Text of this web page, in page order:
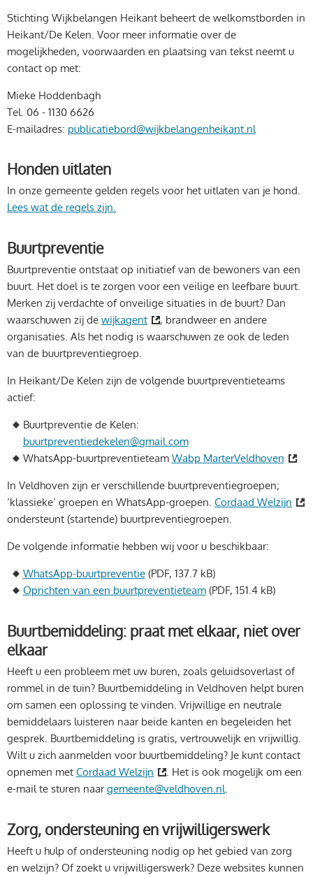
Stichting Wijkbelangen Heikant beheert de welkomstborden in
Heikant/De Kelen. Voor meer informatie over de
mogelijkheden, voorwaarden en plaatsing van tekst neemt u
contact op met:
Mieke Hoddenbagh
Tel. 06 - 1130 6626
E-mailadres: publicatiebord@wijkbelangenheikant.nl
Honden uitlaten
In onze gemeente gelden regels voor het uitlaten van je hond.
Lees wat de regels zijn.
Buurtpreventie
Buurtpreventie ontstaat op initiatief van de bewoners van een
buurt. Het doel is te zorgen voor een veilige en leefbare buurt.
Merken zij verdachte of onveilige situaties in de buurt? Dan
waarschuwen zij de wijkagent
, brandweer en andere
organisaties. Als het nodig is waarschuwen ze ook de leden
van de buurtpreventiegroep.
In Heikant/De Kelen zijn de volgende buurtpreventieteams
actief:
Buurtpreventie de Kelen:
buurtpreventiedekelen@gmail.com
WhatsApp-buurtpreventieteam Wabp MarterVeldhoven
In Veldhoven zijn er verschillende buurtpreventiegroepen;
‘klassieke’ groepen en WhatsApp-groepen. Cordaad Welzijn
ondersteunt (startende) buurtpreventiegroepen.
De volgende informatie hebben wij voor u beschikbaar:
WhatsApp-buurtpreventie (PDF, 137.7 kB)
Oprichten van een buurtpreventieteam (PDF, 151.4 kB)
Buurtbemiddeling: praat met elkaar, niet over
elkaar
Heeft u een probleem met uw buren, zoals geluidsoverlast of
rommel in de tuin? Buurtbemiddeling in Veldhoven helpt buren
om samen een oplossing te vinden. Vrijwillige en neutrale
bemiddelaars luisteren naar beide kanten en begeleiden het
gesprek. Buurtbemiddeling is gratis, vertrouwelijk en vrijwillig.
Wilt u zich aanmelden voor buurtbemiddeling? Je kunt contact
opnemen met Cordaad Welzijn
. Het is ook mogelijk om een
e-mail te sturen naargemeente@veldhoven.nl.
Zorg, ondersteuning en vrijwilligerswerk
Heeft u hulp of ondersteuning nodig op het gebied van zorg
en welzijn? Of zoekt u vrijwilligerswerk? Deze websites kunnen